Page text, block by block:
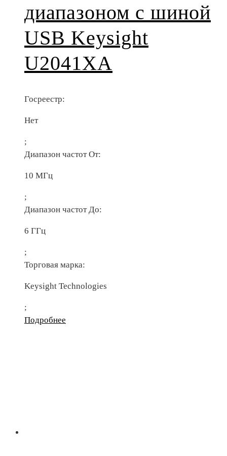
диапазоном с шиной
USB Keysight
U2041XA
Госреестр:
Нет
;
Диапазон частот От:
10 МГц
;
Диапазон частот До:
6 ГГц
;
Торговая марка:
Keysight Technologies
;
Подробнее